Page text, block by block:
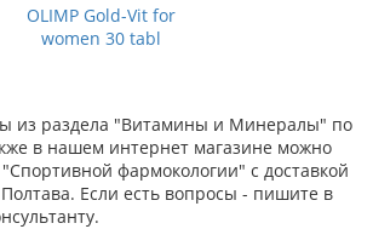
OLIMP Gold-Vit for
women 30 tabl
из раздела "Витамины и Минералы" по
в нашем интернет магазине можно
фармокологии" с доставкой
Если есть вопросы - пишите в